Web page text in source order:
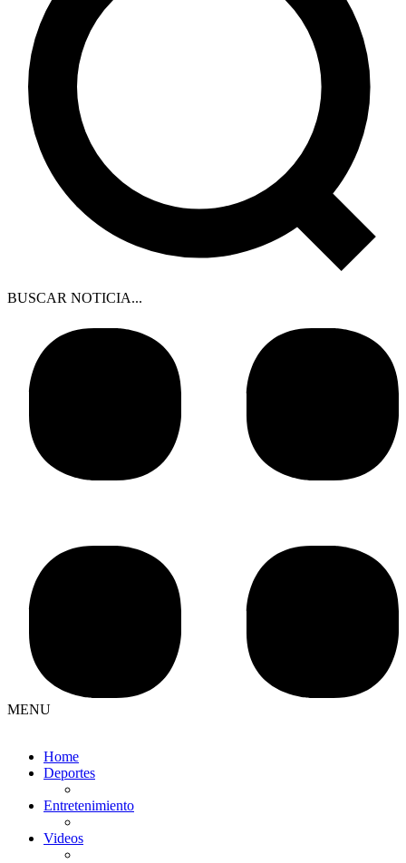
BUSCAR NOTICIA...
MENU
Home
Deportes
Entretenimiento
Videos